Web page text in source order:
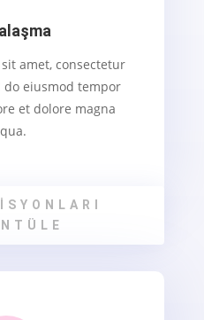
amet, consectetur
eiusmod tempor
et dolore magna